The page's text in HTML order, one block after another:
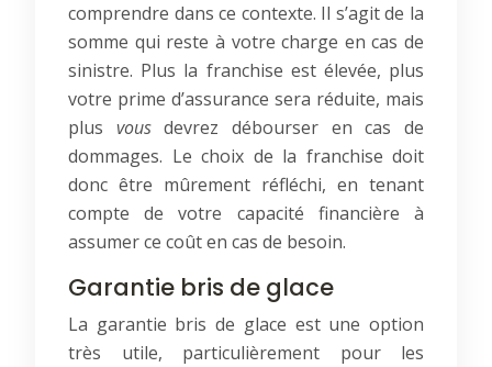
comprendre dans ce contexte. Il s’agit de la
somme qui reste à votre charge en cas de
sinistre. Plus la franchise est élevée, plus
votre prime d’assurance sera réduite, mais
plus vousdevrez débourser en cas de
dommages. Le choix de la franchise doit
donc être mûrement réfléchi, en tenant
compte de votre capacité financière à
assumer ce coût en cas de besoin.
Garantie bris de glace
La garantie bris de glace est une option
très utile, particulièrement pour les